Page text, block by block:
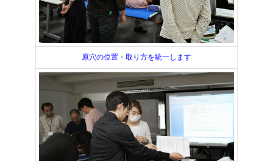
原穴の位置・取り方を統一します